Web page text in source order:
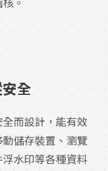
。
全
而設計，能有效
儲存裝置、瀏覽
水印等各種資料